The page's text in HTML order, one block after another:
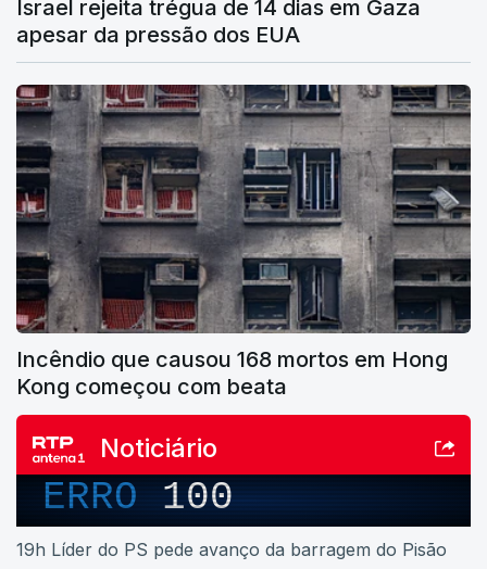
Israel rejeita trégua de 14 dias em Gaza
apesar da pressão dos EUA
Incêndio que causou 168 mortos em Hong
Kong começou com beata
Noticiário
ERRO 100
19h Líder do PS pede avanço da barragem do Pisão